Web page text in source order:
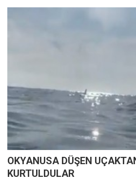
OKYANUSA DÜŞEN
KURTULDULAR